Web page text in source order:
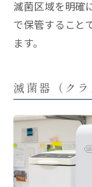
滅菌区域を明確
で保管すること
ます。
滅菌器（ク